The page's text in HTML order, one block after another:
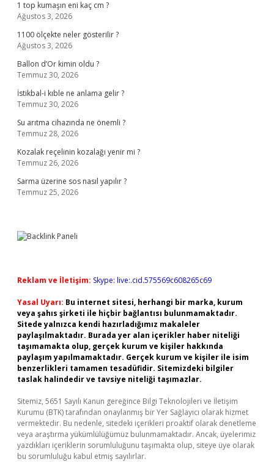
1 top kumaşın eni kaç cm ?
Ağustos 3, 2026
1100 ölçekte neler gösterilir ?
Ağustos 3, 2026
Ballon d’Or kimin oldu ?
Temmuz 30, 2026
İstikbal-i kıble ne anlama gelir ?
Temmuz 30, 2026
Su arıtma cihazında ne önemli ?
Temmuz 28, 2026
Kozalak reçelinin kozalağı yenir mi ?
Temmuz 26, 2026
Sarma üzerine sos nasıl yapılır ?
Temmuz 25, 2026
Reklam ve İletişim: Skype: live:.cid.575569c608265c69
Yasal Uyarı: Bu internet sitesi, herhangi bir marka, kurum
veya şahıs şirketi ile hiçbir bağlantısı bulunmamaktadır.
Sitede yalnızca kendi hazırladığımız makaleler
paylaşılmaktadır. Burada yer alan içerikler haber niteliği
taşımamakta olup, gerçek kurum ve kişiler hakkında
paylaşım yapılmamaktadır. Gerçek kurum ve kişiler ile isim
benzerlikleri tamamen tesadüfidir. Sitemizdeki bilgiler
taslak halindedir ve tavsiye niteliği taşımazlar.
Sitemiz, 5651 Sayılı Kanun gereğince Bilgi Teknolojileri ve İletişim
Kurumu (BTK) tarafından onaylanmış bir Yer Sağlayıcı olarak hizmet
vermektedir. Bu nedenle, sitedeki içerikleri proaktif olarak denetleme
veya araştırma yükümlülüğümüz bulunmamaktadır. Ancak, üyelerimiz
yazdıkları içeriklerin sorumluluğunu taşımakta olup, siteye üye olarak
bu sorumluluğu kabul etmiş sayılırlar.